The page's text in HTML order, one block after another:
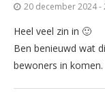
20 december 2024 -
Heel veel zin in 🙂
Ben benieuwd wat
bewoners in komen.